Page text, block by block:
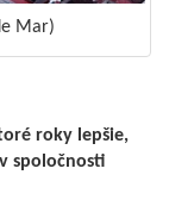
Mar)
roky lepšie,
spoločnosti